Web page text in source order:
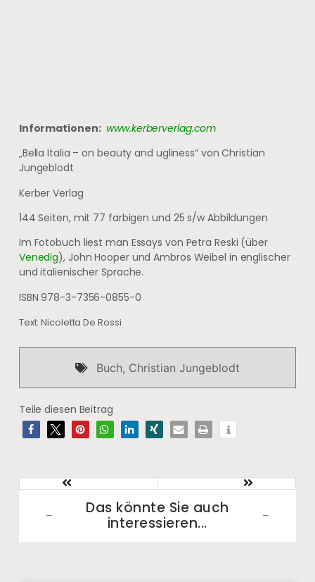
Informationen: www.kerberverlag.com
„Bella Italia – on beauty and ugliness“ von Christian
Jungeblodt
Kerber Verlag
144 Seiten, mit 77 farbigen und 25 s/w Abbildungen
Im Fotobuch liest man Essays von Petra Reski (über
Venedig), John Hooper und Ambros Weibel in englischer
und italienischer Sprache.
ISBN 978-3-7356-0855-0
Text: Nicoletta De Rossi
Buch, Christian Jungeblodt
Teile diesen Beitrag
Das könnte Sie auch
interessieren...​